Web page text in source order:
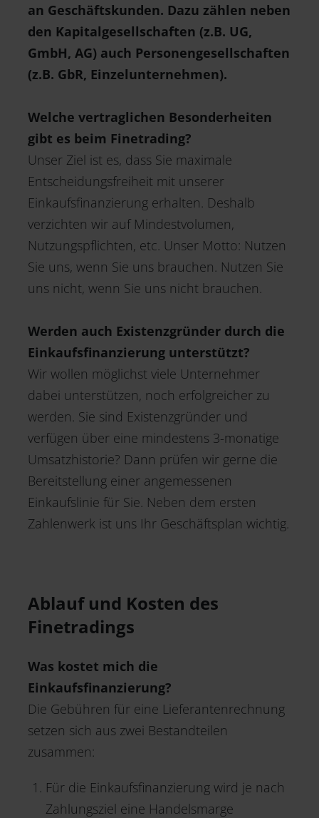
an Geschäftskunden. Dazu zählen neben
den Kapitalgesellschaften (z.B. UG,
GmbH, AG) auch Personengesellschaften
(z.B. GbR, Einzelunternehmen).
Welche vertraglichen Besonderheiten
gibt es beim Finetrading?
Unser Ziel ist es, dass Sie maximale
Entscheidungsfreiheit mit unserer
Einkaufsfinanzierung erhalten. Deshalb
verzichten wir auf Mindestvolumen,
Nutzungspflichten, etc. Unser Motto: Nutzen
Sie uns, wenn Sie uns brauchen. Nutzen Sie
uns nicht, wenn Sie uns nicht brauchen.
Werden auch Existenzgründer durch die
Einkaufsfinanzierung unterstützt?
Wir wollen möglichst viele Unternehmer
dabei unterstützen, noch erfolgreicher zu
werden. Sie sind Existenzgründer und
verfügen über eine mindestens 3-monatige
Umsatzhistorie? Dann prüfen wir gerne die
Bereitstellung einer angemessenen
Einkaufslinie für Sie. Neben dem ersten
Zahlenwerk ist uns Ihr Geschäftsplan wichtig.
Ablauf und Kosten des
Finetradings
Was kostet mich die
Einkaufsfinanzierung?
Die Gebühren für eine Lieferantenrechnung
setzen sich aus zwei Bestandteilen
zusammen:
Für die Einkaufsfinanzierung wird je nach
Zahlungsziel eine Handelsmarge